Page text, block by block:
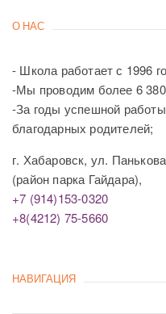
О НАС
- Школа работает с 1996
-Мы проводим более 6 380
-За годы успешной
благодарных родителей;
г. Хабаровск, ул.
(район парка Гайдара),
+7 (914)153-0320
+8(4212) 75-5660
НАВИГАЦИЯ